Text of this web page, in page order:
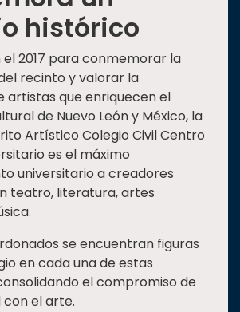
histórico
2017 para conmemorar la
recinto y valorar la
artistas que enriquecen el
de Nuevo León y México, la
Artístico Colegio Civil Centro
es el máximo
universitario a creadores
teatro, literatura, artes
se encuentran figuras
en cada una de estas
el compromiso de
con el arte.